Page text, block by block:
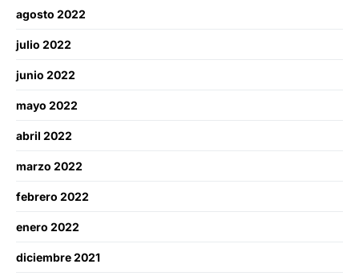
agosto 2022
julio 2022
junio 2022
mayo 2022
abril 2022
marzo 2022
febrero 2022
enero 2022
diciembre 2021